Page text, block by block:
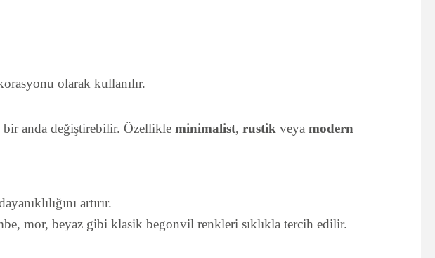
olarak kullanılır.
bir anda değiştirebilir. Özellikle minimalist, rustik veya modern
artırır.
mor, beyaz gibi klasik begonvil renkleri sıklıkla tercih edilir.